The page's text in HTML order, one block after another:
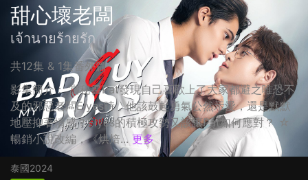
甜心壞老闆
เจ้านายร้ายรัก
共12集 & 1集番外篇
影集簡介： 當秘書Pat發現自己喜歡上了大家都避之唯恐不
及的邪惡老闆Elyes時，他該鼓起勇氣公然示愛，還是默默
地壓抑著情感？Elyes的積極攻勢又該讓Pat如何應對？ ☆
暢銷小說改編，《烘焙... 更多
泰國2024